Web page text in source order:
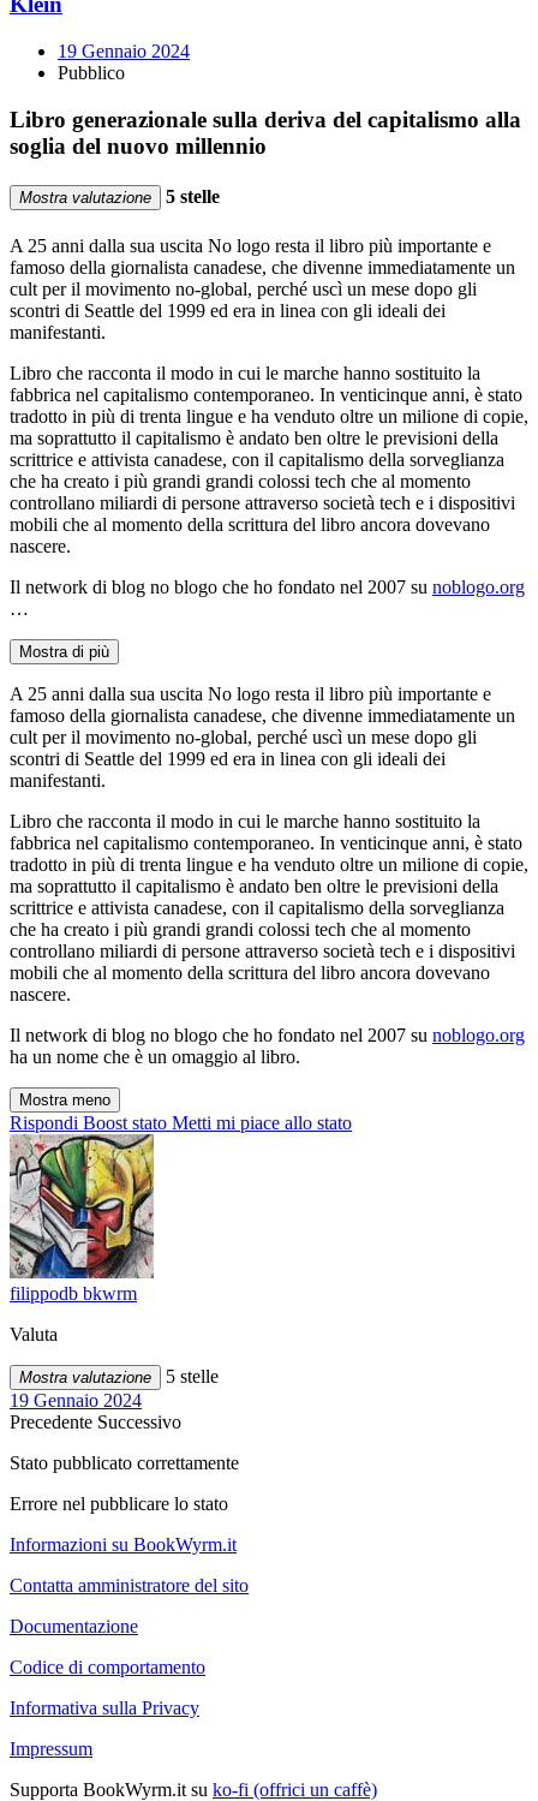
19 Gennaio 2024
Pubblico
Libro generazionale sulla deriva del capitalismo alla
soglia del nuovo millennio
Mostra valutazione 5 stelle
A 25 anni dalla sua uscita No logo resta il libro più importante e
famoso della giornalista canadese, che divenne immediatamente un
cult per il movimento no-global, perché uscì un mese dopo gli
scontri di Seattle del 1999 ed era in linea con gli ideali dei
manifestanti.
Libro che racconta il modo in cui le marche hanno sostituito la
fabbrica nel capitalismo contemporaneo. In venticinque anni, è stato
tradotto in più di trenta lingue e ha venduto oltre un milione di copie,
ma soprattutto il capitalismo è andato ben oltre le previsioni della
scrittrice e attivista canadese, con il capitalismo della sorveglianza
che ha creato i più grandi grandi colossi tech che al momento
controllano miliardi di persone attraverso società tech e i dispositivi
mobili che al momento della scrittura del libro ancora dovevano
nascere.
Il network di blog no blogo che ho fondato nel 2007 su noblogo.org
…
Mostra di più
A 25 anni dalla sua uscita No logo resta il libro più importante e
famoso della giornalista canadese, che divenne immediatamente un
cult per il movimento no-global, perché uscì un mese dopo gli
scontri di Seattle del 1999 ed era in linea con gli ideali dei
manifestanti.
Libro che racconta il modo in cui le marche hanno sostituito la
fabbrica nel capitalismo contemporaneo. In venticinque anni, è stato
tradotto in più di trenta lingue e ha venduto oltre un milione di copie,
ma soprattutto il capitalismo è andato ben oltre le previsioni della
scrittrice e attivista canadese, con il capitalismo della sorveglianza
che ha creato i più grandi grandi colossi tech che al momento
controllano miliardi di persone attraverso società tech e i dispositivi
mobili che al momento della scrittura del libro ancora dovevano
nascere.
Il network di blog no blogo che ho fondato nel 2007 su noblogo.org
ha un nome che è un omaggio al libro.
Mostra meno
Rispondi Boost stato Metti mi piace allo stato
filippodb bkwrm
Valuta
Mostra valutazione
5 stelle
19 Gennaio 2024
Precedente Successivo
Stato pubblicato correttamente
Errore nel pubblicare lo stato
Informazioni su BookWyrm.it
Contatta amministratore del sito
Documentazione
Codice di comportamento
Informativa sulla Privacy
Impressum
Supporta BookWyrm.it su ko-fi (offrici un caffè)